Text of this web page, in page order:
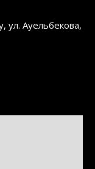
ул. Ауельбекова,